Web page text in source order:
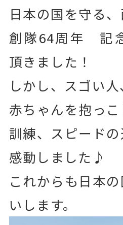
日本の国を守る
創隊64周年 記
頂きました！
しかし、スゴい
赤ちゃんを抱っ
訓練、スピードの
感動しました♪
これからも日本
いします。